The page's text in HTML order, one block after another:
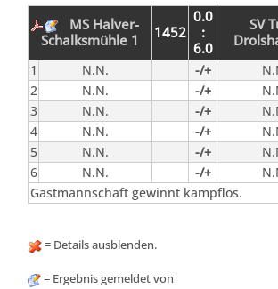
MS Halver-
Schalksmühle 1
1452
0.0
:
6.0
SV
1 N.N. -/+
2
N.N. -/+
3
N.N. -/+
4
N.N. -/+
5
N.N. -/+
6
N.N. -/+
Gastmannschaft gewinnt kampflos.
= Details ausblenden.
= Ergebnis gemeldet von